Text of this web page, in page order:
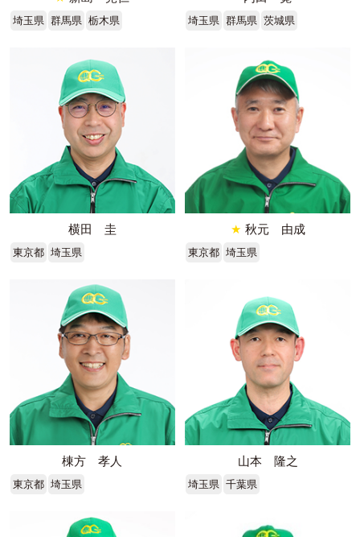
埼玉県 群馬県 栃木県 埼玉県 群馬県 茨城県
横田 圭
東京都 埼玉県
★ 秋元 由成
東京都 埼玉県
棟方 孝人
東京都 埼玉県
山本 隆之
埼玉県 千葉県